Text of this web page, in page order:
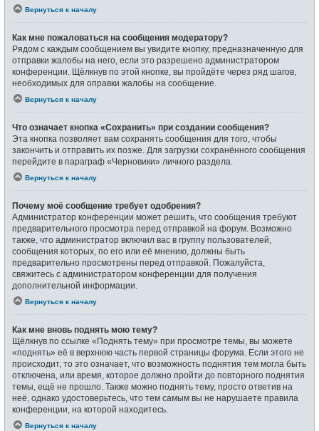
Вернуться к началу
Как мне пожаловаться на сообщения модератору?
Рядом с каждым сообщением вы увидите кнопку, предназначенную для
отправки жалобы на него, если это разрешено администратором
конференции. Щёлкнув по этой кнопке, вы пройдёте через ряд шагов,
необходимых для оправки жалобы на сообщение.
Вернуться к началу
Что означает кнопка «Сохранить» при создании сообщения?
Эта кнопка позволяет вам сохранять сообщения для того, чтобы
закончить и отправить их позже. Для загрузки сохранённого сообщения
перейдите в параграф «Черновики» личного раздела.
Вернуться к началу
Почему моё сообщение требует одобрения?
Администратор конференции может решить, что сообщения требуют
предварительного просмотра перед отправкой на форум. Возможно
также, что администратор включил вас в группу пользователей,
сообщения которых, по его или её мнению, должны быть
предварительно просмотрены перед отправкой. Пожалуйста,
свяжитесь с администратором конференции для получения
дополнительной информации.
Вернуться к началу
Как мне вновь поднять мою тему?
Щёлкнув по ссылке «Поднять тему» при просмотре темы, вы можете
«поднять» её в верхнюю часть первой страницы форума. Если этого не
происходит, то это означает, что возможность поднятия тем могла быть
отключена, или время, которое должно пройти до повторного поднятия
темы, ещё не прошло. Также можно поднять тему, просто ответив на
неё, однако удостоверьтесь, что тем самым вы не нарушаете правила
конференции, на которой находитесь.
Вернуться к началу